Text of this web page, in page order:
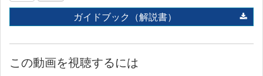
ガイドブック（解説書）
この動画を視聴するには